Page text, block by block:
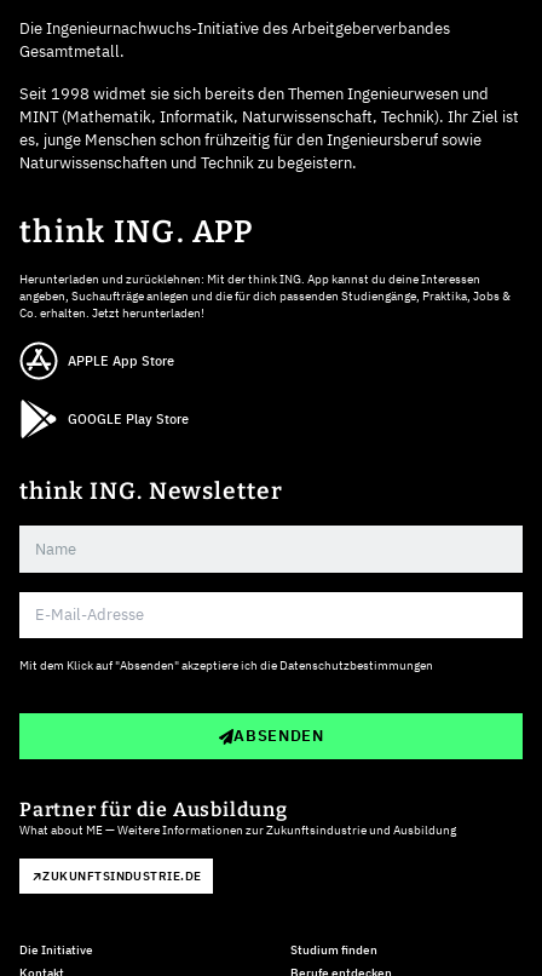
Die Ingenieurnachwuchs-Initiative des Arbeitgeberverbandes
Gesamtmetall.
Seit 1998 widmet sie sich bereits den Themen Ingenieurwesen und
MINT (Mathematik, Informatik, Naturwissenschaft, Technik). Ihr Ziel ist
es, junge Menschen schon frühzeitig für den Ingenieursberuf sowie
Naturwissenschaften und Technik zu begeistern.
think ING. APP
Herunterladen und zurücklehnen: Mit der think ING. App kannst du deine Interessen
angeben, Suchaufträge anlegen und die für dich passenden Studiengänge, Praktika, Jobs &
Co. erhalten. Jetzt herunterladen!
APPLE App Store
GOOGLE Play Store
think ING. Newsletter
Mit dem Klick auf "Absenden" akzeptiere ich die Datenschutzbestimmungen
ABSENDEN
Partner für die Ausbildung
What about ME — Weitere Informationen zur Zukunftsindustrie und Ausbildung
ZUKUNFTSINDUSTRIE.DE
Die Initiative
Kontakt
Studium finden
Berufe entdecken